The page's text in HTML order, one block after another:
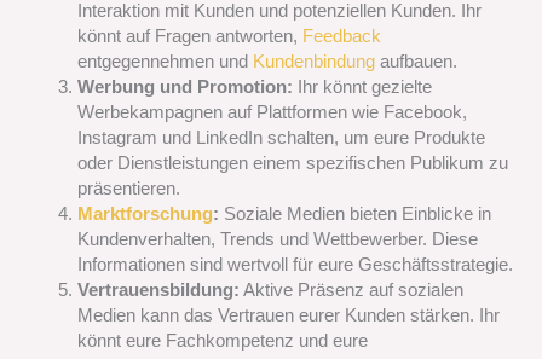
Interaktion mit Kunden und potenziellen Kunden. Ihr
könnt auf Fragen antworten, Feedback
entgegennehmen und Kundenbindungaufbauen.
Werbung und Promotion: Ihr könnt gezielte
Werbekampagnen auf Plattformen wie Facebook,
Instagram und LinkedIn schalten, um eure Produkte
oder Dienstleistungen einem spezifischen Publikum zu
präsentieren.
Marktforschung: Soziale Medien bieten Einblicke in
Kundenverhalten, Trends und Wettbewerber. Diese
Informationen sind wertvoll für eure Geschäftsstrategie.
Vertrauensbildung: Aktive Präsenz auf sozialen
Medien kann das Vertrauen eurer Kunden stärken. Ihr
könnt eure Fachkompetenz und eure